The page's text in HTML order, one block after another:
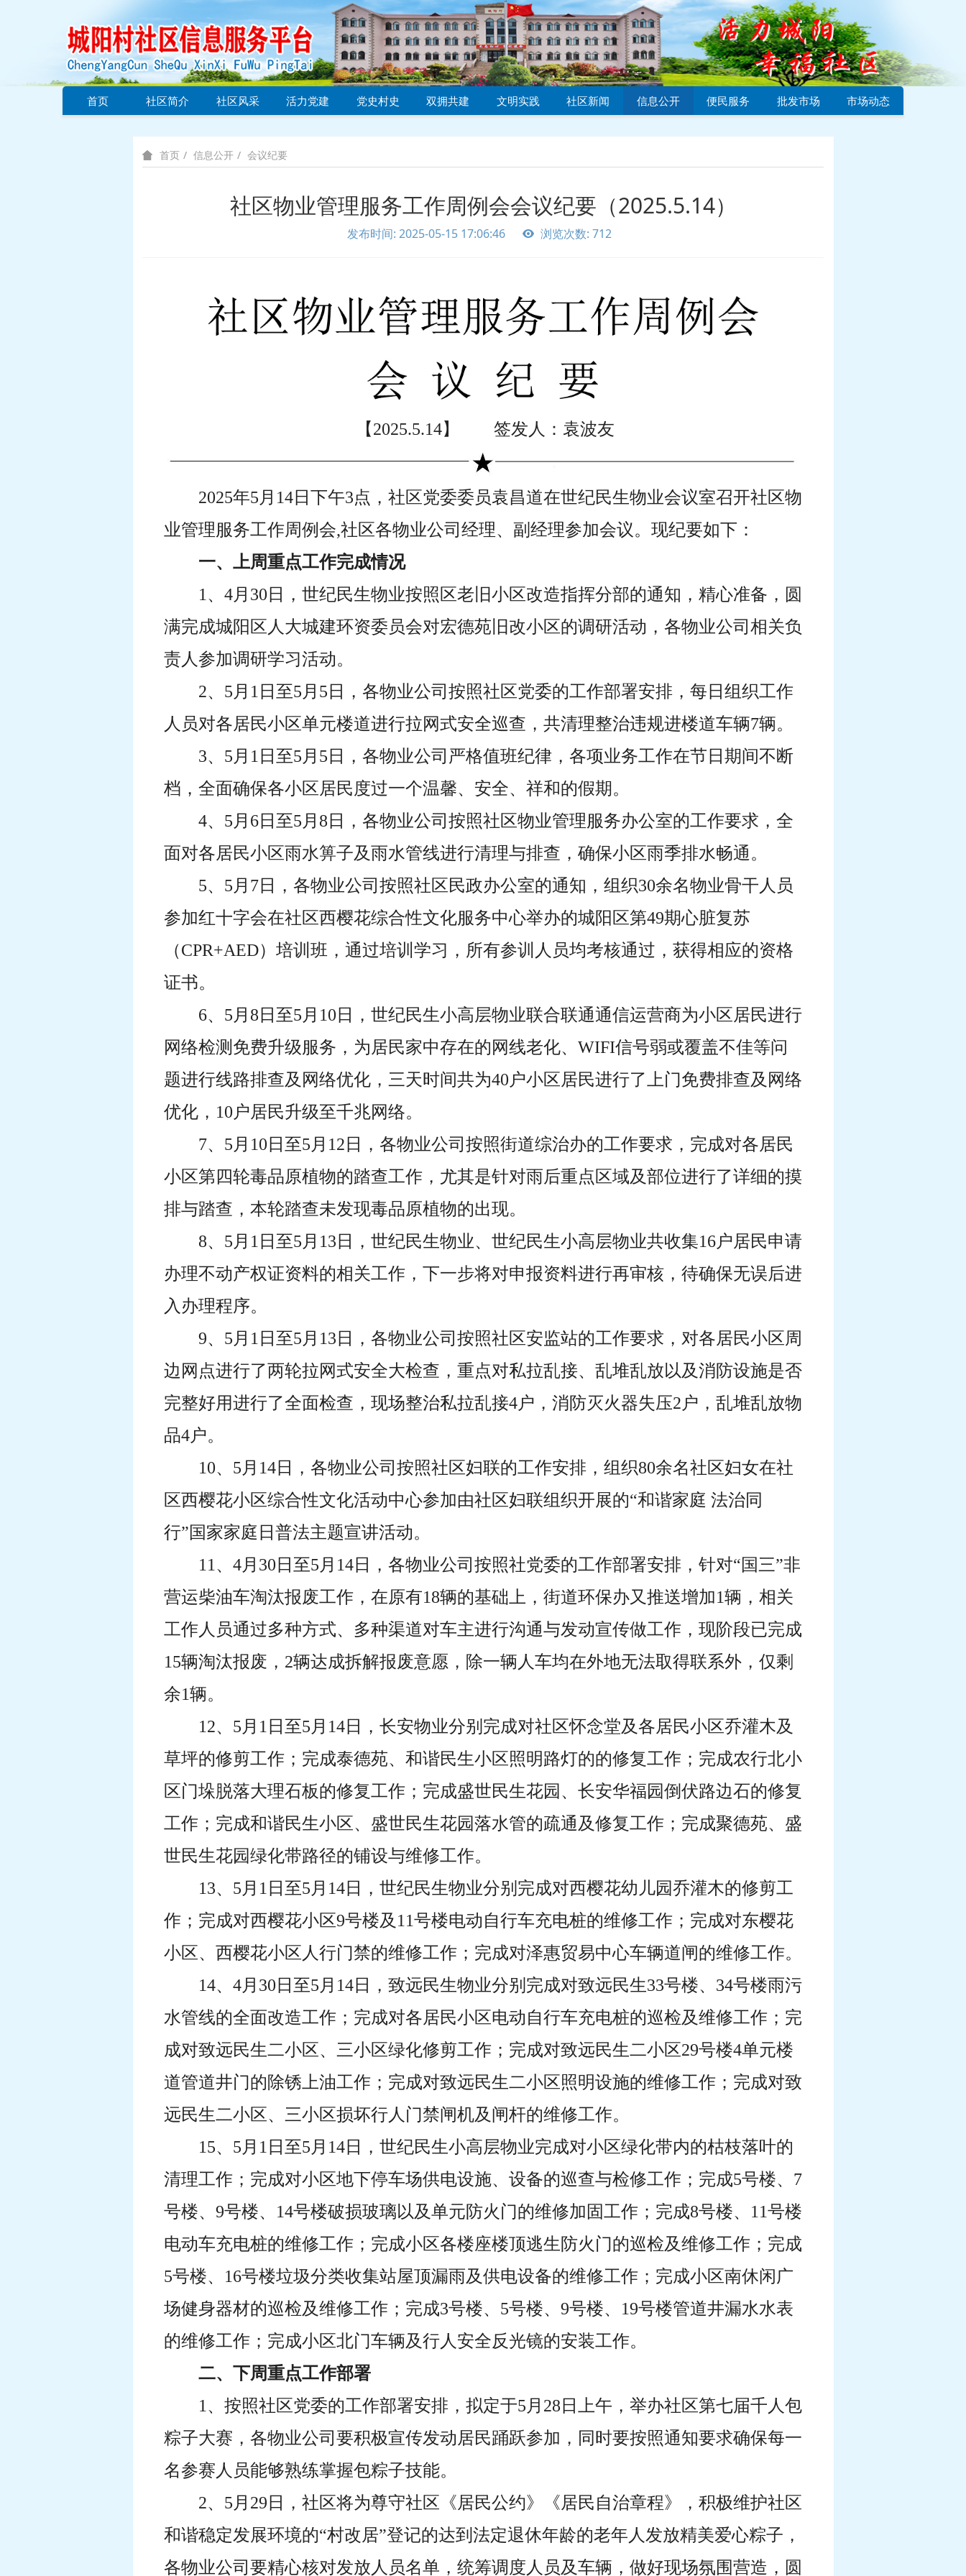
首页 社区简介 社区风采 活力党建 党史村史 双拥共建 文明实践 社区新闻 信息公开 便民服务 批发市场 市场动态
首页 信息公开 会议纪要
社区物业管理服务工作周例会会议纪要（2025.5.14）
发布时间: 2025-05-15 17:06:46 浏览次数: 712
【2025.5.14】 签发人：袁波友
2025年5月14日下午3点，社区党委委员袁昌道在世纪民生物业会议室召开社区物
业管理服务工作周例会,社区各物业公司经理、副经理参加会议。现纪要如下：
一、上周重点工作完成情况
1、4月30日，世纪民生物业按照区老旧小区改造指挥分部的通知，精心准备，圆
满完成城阳区人大城建环资委员会对宏德苑旧改小区的调研活动，各物业公司相关负
责人参加调研学习活动。
2、5月1日至5月5日，各物业公司按照社区党委的工作部署安排，每日组织工作
人员对各居民小区单元楼道进行拉网式安全巡查，共清理整治违规进楼道车辆7辆。
3、5月1日至5月5日，各物业公司严格值班纪律，各项业务工作在节日期间不断
档，全面确保各小区居民度过一个温馨、安全、祥和的假期。
4、5月6日至5月8日，各物业公司按照社区物业管理服务办公室的工作要求，全
面对各居民小区雨水箅子及雨水管线进行清理与排查，确保小区雨季排水畅通。
5、5月7日，各物业公司按照社区民政办公室的通知，组织30余名物业骨干人员
参加红十字会在社区西樱花综合性文化服务中心举办的城阳区第49期心脏复苏
（CPR+AED）培训班，通过培训学习，所有参训人员均考核通过，获得相应的资格
证书。
6、5月8日至5月10日，世纪民生小高层物业联合联通通信运营商为小区居民进行
网络检测免费升级服务，为居民家中存在的网线老化、WIFI信号弱或覆盖不佳等问
题进行线路排查及网络优化，三天时间共为40户小区居民进行了上门免费排查及网络
优化，10户居民升级至千兆网络。
7、5月10日至5月12日，各物业公司按照街道综治办的工作要求，完成对各居民
小区第四轮毒品原植物的踏查工作，尤其是针对雨后重点区域及部位进行了详细的摸
排与踏查，本轮踏查未发现毒品原植物的出现。
8、5月1日至5月13日，世纪民生物业、世纪民生小高层物业共收集16户居民申请
办理不动产权证资料的相关工作，下一步将对申报资料进行再审核，待确保无误后进
入办理程序。
9、5月1日至5月13日，各物业公司按照社区安监站的工作要求，对各居民小区周
边网点进行了两轮拉网式安全大检查，重点对私拉乱接、乱堆乱放以及消防设施是否
完整好用进行了全面检查，现场整治私拉乱接4户，消防灭火器失压2户，乱堆乱放物
品4户。
10、5月14日，各物业公司按照社区妇联的工作安排，组织80余名社区妇女在社
区西樱花小区综合性文化活动中心参加由社区妇联组织开展的“和谐家庭 法治同
行”国家家庭日普法主题宣讲活动。
11、4月30日至5月14日，各物业公司按照社党委的工作部署安排，针对“国三”非
营运柴油车淘汰报废工作，在原有18辆的基础上，街道环保办又推送增加1辆，相关
工作人员通过多种方式、多种渠道对车主进行沟通与发动宣传做工作，现阶段已完成
15辆淘汰报废，2辆达成拆解报废意愿，除一辆人车均在外地无法取得联系外，仅剩
余1辆。
12、5月1日至5月14日，长安物业分别完成对社区怀念堂及各居民小区乔灌木及
草坪的修剪工作；完成泰德苑、和谐民生小区照明路灯的的修复工作；完成农行北小
区门垛脱落大理石板的修复工作；完成盛世民生花园、长安华福园倒伏路边石的修复
工作；完成和谐民生小区、盛世民生花园落水管的疏通及修复工作；完成聚德苑、盛
世民生花园绿化带路径的铺设与维修工作。
13、5月1日至5月14日，世纪民生物业分别完成对西樱花幼儿园乔灌木的修剪工
作；完成对西樱花小区9号楼及11号楼电动自行车充电桩的维修工作；完成对东樱花
小区、西樱花小区人行门禁的维修工作；完成对泽惠贸易中心车辆道闸的维修工作。
14、4月30日至5月14日，致远民生物业分别完成对致远民生33号楼、34号楼雨污
水管线的全面改造工作；完成对各居民小区电动自行车充电桩的巡检及维修工作；完
成对致远民生二小区、三小区绿化修剪工作；完成对致远民生二小区29号楼4单元楼
道管道井门的除锈上油工作；完成对致远民生二小区照明设施的维修工作；完成对致
远民生二小区、三小区损坏行人门禁闸机及闸杆的维修工作。
15、5月1日至5月14日，世纪民生小高层物业完成对小区绿化带内的枯枝落叶的
清理工作；完成对小区地下停车场供电设施、设备的巡查与检修工作；完成5号楼、7
号楼、9号楼、14号楼破损玻璃以及单元防火门的维修加固工作；完成8号楼、11号楼
电动车充电桩的维修工作；完成小区各楼座楼顶逃生防火门的巡检及维修工作；完成
5号楼、16号楼垃圾分类收集站屋顶漏雨及供电设备的维修工作；完成小区南休闲广
场健身器材的巡检及维修工作；完成3号楼、5号楼、9号楼、19号楼管道井漏水水表
的维修工作；完成小区北门车辆及行人安全反光镜的安装工作。
二、下周重点工作部署
1、按照社区党委的工作部署安排，拟定于5月28日上午，举办社区第七届千人包
粽子大赛，各物业公司要积极宣传发动居民踊跃参加，同时要按照通知要求确保每一
名参赛人员能够熟练掌握包粽子技能。
2、5月29日，社区将为尊守社区《居民公约》《居民自治章程》，积极维护社区
和谐稳定发展环境的“村改居”登记的达到法定退休年龄的老年人发放精美爱心粽子，
各物业公司要精心核对发放人员名单，统筹调度人员及车辆，做好现场氛围营造，圆